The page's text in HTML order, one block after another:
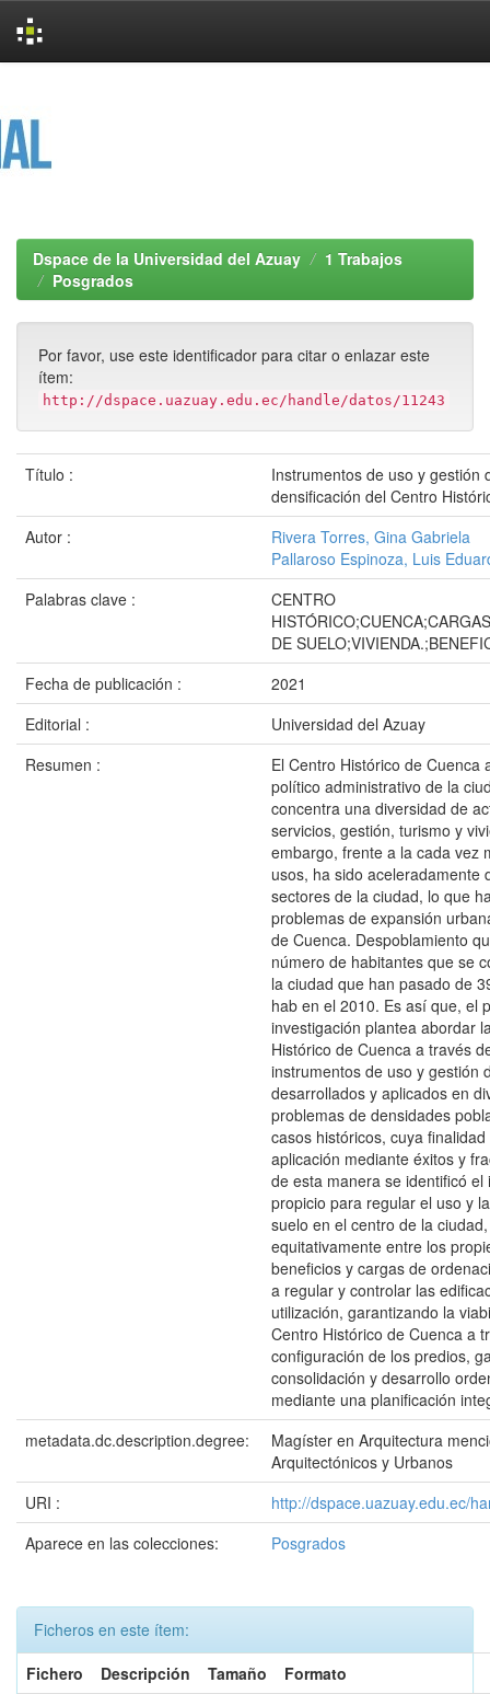
Dspace de la Universidad del Azuay
1 Trabajos
Posgrados
Por favor, use este identificador para citar o enlazar este
ítem:
http://dspace.uazuay.edu.ec/handle/datos/11243
Título :
Instrumentos de uso y gestión
densificación del Centro
Autor :
Rivera Torres, Gina Gabriela
Pallaroso Espinoza, Luis
Palabras clave :
CENTRO
DE
Fecha de publicación :
2021
Editorial :
Universidad del Azuay
Resumen :
El Centro Histórico de Cuenca
político administrativo de la
concentra una diversidad de
servicios, gestión, turismo y
embargo, frente a la cada vez
usos, ha sido aceleradamente
sectores de la ciudad, lo que
problemas de expansión
de Cuenca. Despoblamiento
número de habitantes que se
la ciudad que han pasado de
hab en el 2010. Es así que, el
investigación plantea abordar
Histórico de Cuenca a través
instrumentos de uso y gestión
desarrollados y aplicados en
problemas de densidades
casos históricos, cuya
aplicación mediante éxitos y
de esta manera se identificó
propicio para regular el uso y
suelo en el centro de la
equitativamente entre los
beneficios y cargas de
a regular y controlar las
utilización, garantizando la
Centro Histórico de Cuenca a
configuración de los predios,
consolidación y desarrollo
mediante una planificación
metadata.dc.description.degree:
Magíster en Arquitectura
Arquitectónicos y Urbanos
URI :
http://dspace.uazuay.edu.ec/
Aparece en las colecciones:
Posgrados
Ficheros en este ítem:
Fichero
Descripción Tamaño
Formato